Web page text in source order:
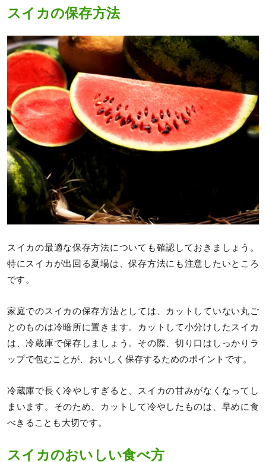
スイカの保存方法
スイカの最適な保存方法についても確認しておきましょう。
特にスイカが出回る夏場は、保存方法にも注意したいところ
です。
家庭でのスイカの保存方法としては、カットしていない丸ご
とのものは冷暗所に置きます。カットして小分けしたスイカ
は、冷蔵庫で保存しましょう。その際、切り口はしっかりラ
ップで包むことが、おいしく保存するためのポイントです。
冷蔵庫で長く冷やしすぎると、スイカの甘みがなくなってし
まいます。そのため、カットして冷やしたものは、早めに食
べきることも大切です。
スイカのおいしい食べ方